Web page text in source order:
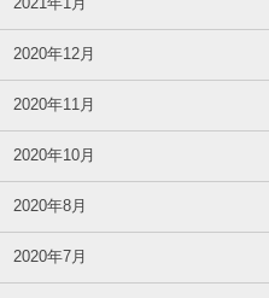
2021年1月
2020年12月
2020年11月
2020年10月
2020年8月
2020年7月